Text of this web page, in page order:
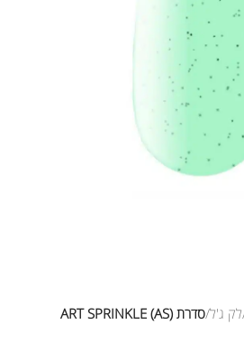
לק ג'ל סדרת ART SPRINKLE (AS)